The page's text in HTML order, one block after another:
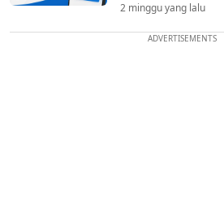
2 minggu yang lalu
ADVERTISEMENTS